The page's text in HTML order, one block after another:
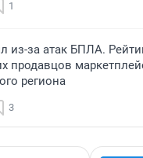
1
из-за атак БПЛА.
продавцов
региона
3